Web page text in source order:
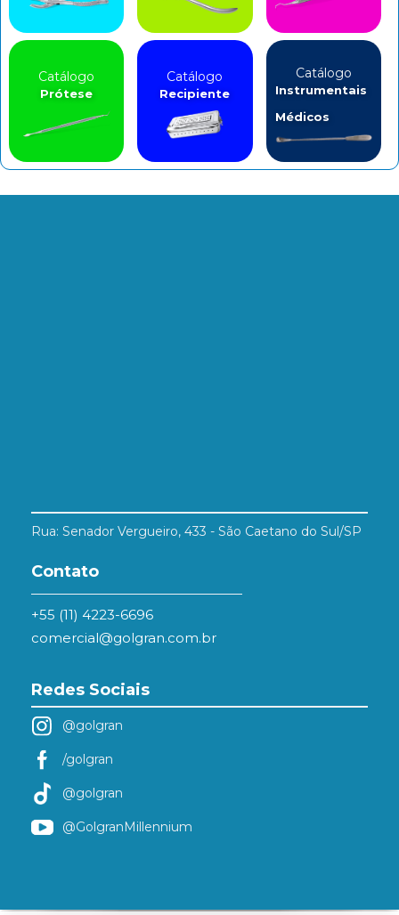
Catálogo
Prótese
Catálogo
Recipiente
Catálogo
Instrumentais
Médicos
Rua: Senador Vergueiro, 433 - São Caetano do Sul/SP
Contato
+55 (11) 4223-6696
comercial@golgran.com.br
Redes Sociais
@golgran
/golgran
@golgran
@GolgranMillennium